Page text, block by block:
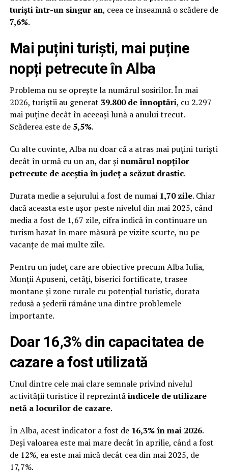
turiști într-un singur an, ceea ce înseamnă o scădere de
7,6%.
Mai puțini turiști, mai puține
nopți petrecute în Alba
Problema nu se oprește la numărul sosirilor. În mai
2026, turiștii au generat 39.800 de înnoptări, cu 2.297
mai puține decât în aceeași lună a anului trecut.
Scăderea este de 5,5%.
Cu alte cuvinte, Alba nu doar că a atras mai puțini turiști
decât în urmă cu un an, dar șinumărul nopților
petrecute de aceștia în județ a scăzut drastic.
Durata medie a sejurului a fost de numai 1,70 zile. Chiar
dacă aceasta este ușor peste nivelul din mai 2025, când
media a fost de 1,67 zile, cifra indică în continuare un
turism bazat în mare măsură pe vizite scurte, nu pe
vacanțe de mai multe zile.
Pentru un județ care are obiective precum Alba Iulia,
Munții Apuseni, cetăți, biserici fortificate, trasee
montane și zone rurale cu potențial turistic, durata
redusă a șederii rămâne una dintre problemele
importante.
Doar 16,3% din capacitatea de
cazare a fost utilizată
Unul dintre cele mai clare semnale privind nivelul
activității turistice îl reprezintăindicele de utilizare
netă a locurilor de cazare.
În Alba, acest indicator a fost de 16,3% în mai 2026.
Deși valoarea este mai mare decât în aprilie, când a fost
de 12%, ea este mai mică decât cea din mai 2025, de
17,7%.